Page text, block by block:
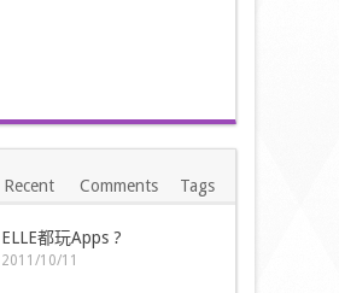
Recent Comments Tags
ELLE都玩Apps ?
2011/10/11